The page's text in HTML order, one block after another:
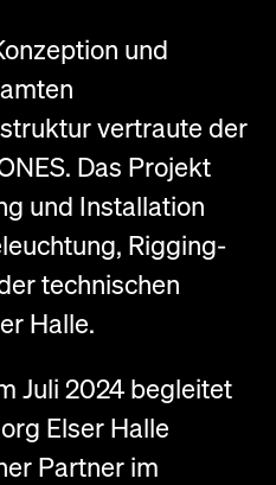
und
vertraute der
Das Projekt
und Installation
Rigging-
technischen
Halle.
Juli 2024 begleitet
Elser Halle
Partner im